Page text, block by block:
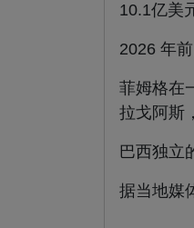
10.1亿美
2026 年
菲姆格在
拉戈阿斯
巴西独立
据当地媒